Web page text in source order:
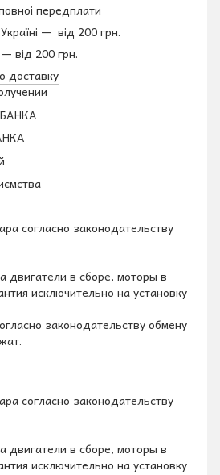
передплати
— від 200 грн.
від 200 грн.
доставку
согласно законодательству
двигатели в сборе, моторы в
исключительно на установку
законодательству обмену
согласно законодательству
двигатели в сборе, моторы в
исключительно на установку